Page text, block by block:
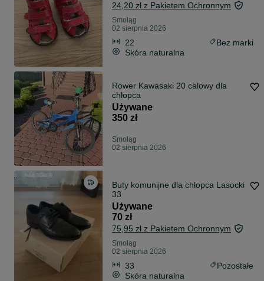
24,20 zł z Pakietem Ochronnym
Smoląg
02 sierpnia 2026
22
Bez marki
Skóra naturalna
Rower Kawasaki 20 calowy dla
chłopca
Używane
350 zł
Smoląg
02 sierpnia 2026
Buty komunijne dla chłopca Lasocki
33
Używane
70 zł
75,95 zł z Pakietem Ochronnym
Smoląg
02 sierpnia 2026
33
Pozostałe
Skóra naturalna